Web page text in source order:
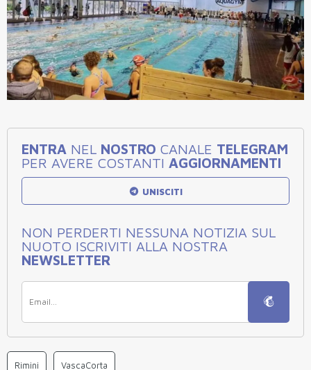
ENTRA NEL NOSTRO CANALE TELEGRAM
PER AVERE COSTANTI AGGIORNAMENTI
UNISCITI
NON PERDERTI NESSUNA NOTIZIA SUL
NUOTO ISCRIVITI ALLA NOSTRA
NEWSLETTER
Rimini VascaCorta